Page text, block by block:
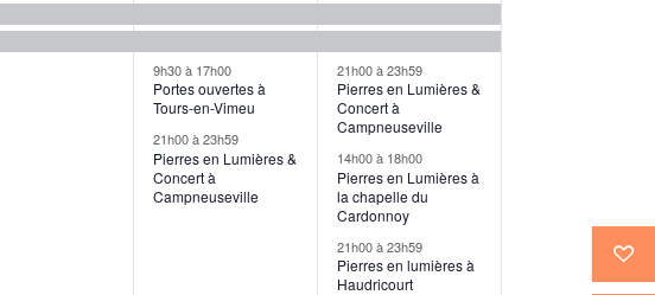
évènements,
9h30à 17h00
Portes ouvertes à
Tours-en-Vimeu
21h00à23h59
Pierres en Lumières &
Concert à
Campneuseville
évènements,
21h00à23h59
Pierres en Lumières &
Concert à
Campneuseville
14h00à 18h00
Pierres en Lumières à
la chapelle du
Cardonnoy
21h00à23h59
Pierres en lumières à
Haudricourt